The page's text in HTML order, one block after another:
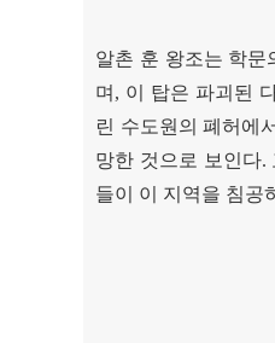
알촌 훈 왕조는 학문
며 , 이 탑은 파괴된
린 수도원의 폐허에
망한 것으로 보인다.
들이 이 지역을 침공